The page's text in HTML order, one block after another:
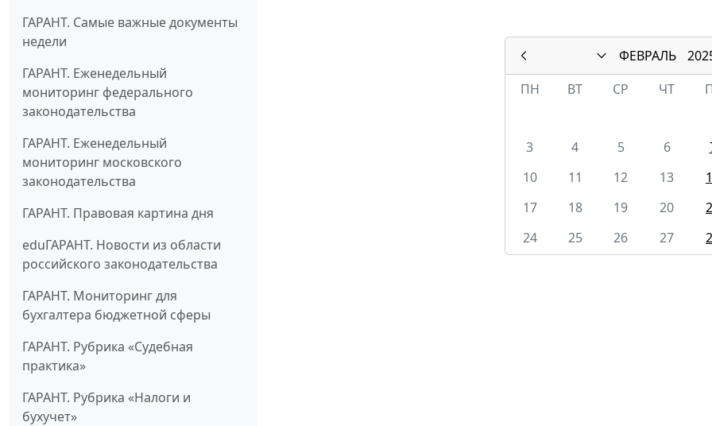
ГАРАНТ. Самые важные документы
недели
ГАРАНТ. Еженедельный
мониторинг федерального
законодательства
ГАРАНТ. Еженедельный
мониторинг московского
законодательства
ГАРАНТ. Правовая картина дня
eduГАРАНТ. Новости из области
российского законодательства
ГАРАНТ. Мониторинг для
бухгалтера бюджетной сферы
ГАРАНТ. Рубрика «Судебная
практика»
ГАРАНТ. Рубрика «Налоги и
бухучет»
ФЕВРАЛЬ
ПН
ВТ СР ЧТ
3 4 5 6
10
11 12 13
17
18 19 20
24
25 26 27